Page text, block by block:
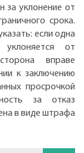
за уклонение от
срока.
если одна
от
вправе
к заключению
просрочкой
за отказ
в виде штрафа